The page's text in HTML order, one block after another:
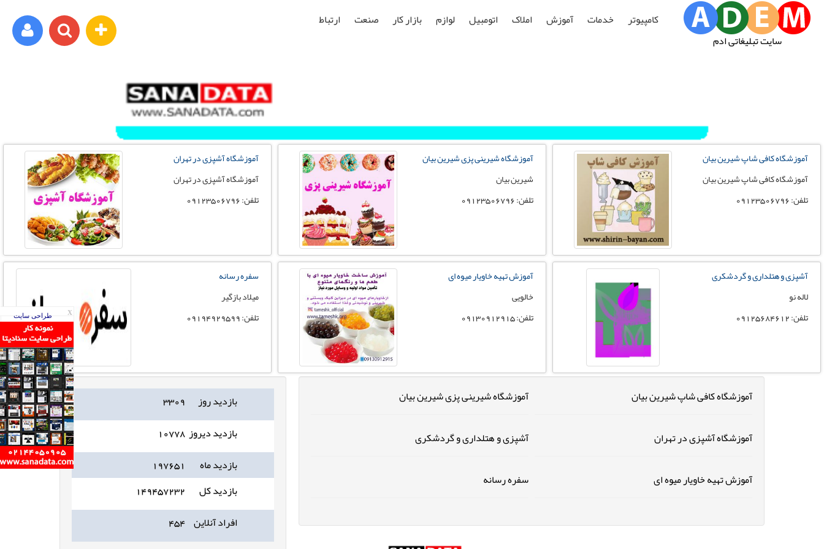
X طراحی سایت
سایت تبلیغاتی ادم
کامپیوتر خدمات آموزش املاک اتومبیل لوازم بازار کار صنعت
ارتباط
برای مثال : xyz@yahoo.com
رمز عبور شما باید شامل حروف و اعداد باشد
فراموشی رمز عبور
آموزشگاه کافی شاپ شیرین بیان
آموزشگاه کافی شاپ شیرین بیان
تلفن: 09123506796
آموزشگاه شیرینی پزی شیرین بیان
شیرین بیان
تلفن: 09123506796
آموزشگاه آشپزی در تهران
آموزشگاه آشپزی در تهران
تلفن: 09123506796
آشپزی و هتلداری و گردشکری
لاله نو
تلفن: 09125684612
آموزش تهیه خاویار میوه ای
خالویی
تلفن: 09130912915
سفره رسانه
میلاد بازگیر
تلفن: 09194929599
بازدید روز
۳۳۰۹
بازدید دیروز۱۰۷۷۸
بازدید ماه
۱۹۷۶۵۱
بازدید کل
۱۴۹۴۵۷۲۳۲
افراد آنلاین ۴۵۴
آموزشگاه کافی شاپ شیرین بیان آموزشگاه شیرینی پزی شیرین بیان
آموزشگاه آشپزی در تهران آشپزی و هتلداری و گردشکری
آموزش تهیه خاویار میوه ای سفره رسانه